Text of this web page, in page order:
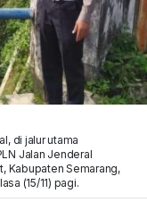
di jalur utama
Jalan Jenderal
Kabupaten Semarang,
(15/11) pagi.